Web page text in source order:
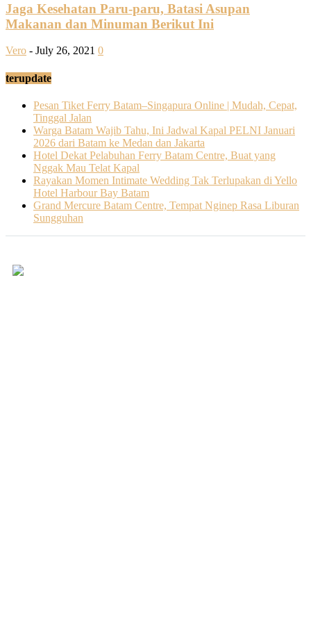
Jaga Kesehatan Paru-paru, Batasi Asupan
Makanan dan Minuman Berikut Ini
Vero - July 26, 2021 0
terupdate
Pesan Tiket Ferry Batam–Singapura Online | Mudah, Cepat,
Tinggal Jalan
Warga Batam Wajib Tahu, Ini Jadwal Kapal PELNI Januari
2026 dari Batam ke Medan dan Jakarta
Hotel Dekat Pelabuhan Ferry Batam Centre, Buat yang
Nggak Mau Telat Kapal
Rayakan Momen Intimate Wedding Tak Terlupakan di Yello
Hotel Harbour Bay Batam
Grand Mercure Batam Centre, Tempat Nginep Rasa Liburan
Sungguhan